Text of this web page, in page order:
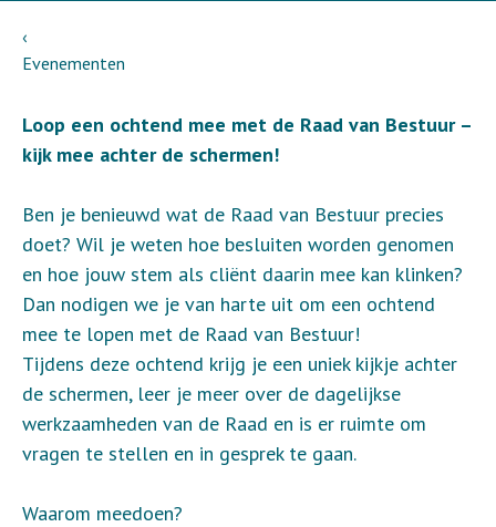
Evenementen
Loop een ochtend mee met de Raad van Bestuur –
kijk mee achter de schermen!
Ben je benieuwd wat de Raad van Bestuur precies
doet? Wil je weten hoe besluiten worden genomen
en hoe jouw stem als cliënt daarin mee kan klinken?
Dan nodigen we je van harte uit om een ochtend
mee te lopen met de Raad van Bestuur!
Tijdens deze ochtend krijg je een uniek kijkje achter
de schermen, leer je meer over de dagelijkse
werkzaamheden van de Raad en is er ruimte om
vragen te stellen en in gesprek te gaan.
Waarom meedoen?